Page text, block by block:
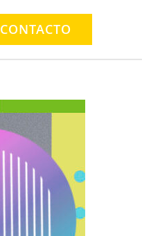
CONTACTO